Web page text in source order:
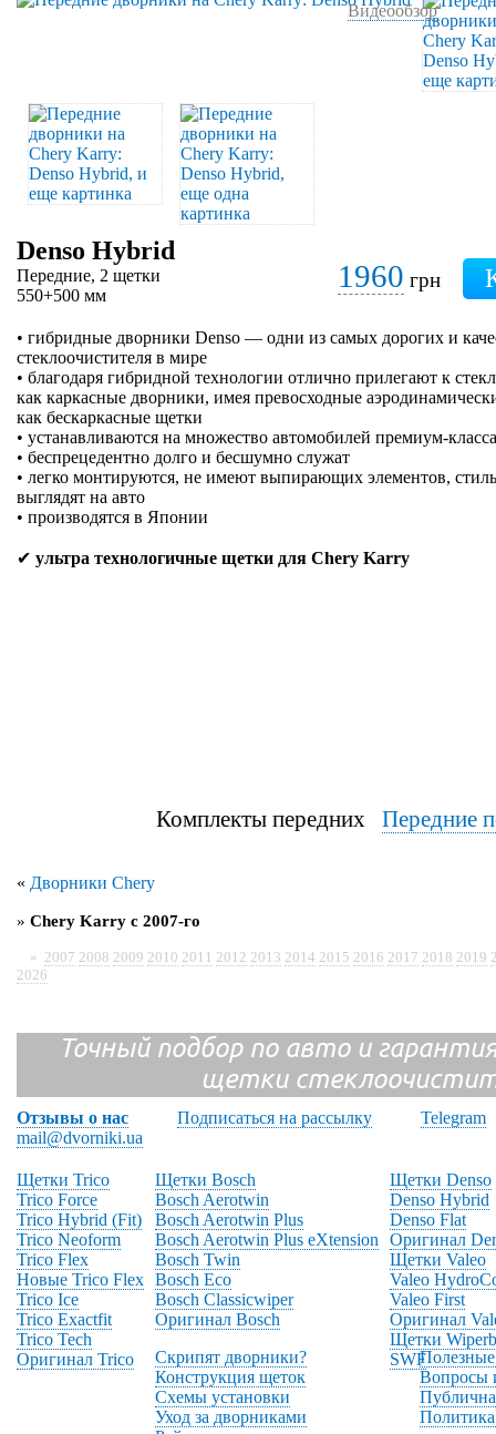
Видеообзор
Denso Hybrid
Передние, 2 щетки
550+500 мм
1960 грн
• гибридные дворники Denso — одни из самых дорогих и
стеклоочистителя в мире
• благодаря гибридной технологии отлично прилегают к
как каркасные дворники, имея превосходные
как бескаркасные щетки
• устанавливаются на множество автомобилей премиум-
• беспрецедентно долго и бесшумно служат
• легко монтируются, не имеют выпирающих элементов,
выглядят на авто
• производятся в Японии
✔ ультра технологичные щетки для Chery Karry
Комплекты передних Передние
« Дворники Chery
» Chery Karry с 2007-го
» 2007 2008 2009 2010 2011 2012 2013 2014 2015 2016 2017 2018 2019
2026
Точный подбор по авто и
щетки
Отзывы о нас Подписаться на рассылку
Telegram
mail@dvorniki.ua
Щетки Trico
Trico Force
Trico Hybrid (Fit)
Trico Neoform
Trico Flex
Новые Trico Flex
Trico Ice
Trico Exactfit
Trico Tech
Оригинал Trico
Щетки Bosch
Bosch Aerotwin
Bosch Aerotwin Plus
Bosch Aerotwin Plus eXtension
Bosch Twin
Bosch Eco
Bosch Classicwiper
Оригинал Bosch
Щетки Denso
Denso Hybrid
Denso Flat
Оригинал
Щетки Valeo
Valeo
Valeo First
Оригинал
Щетки
SWF
Скрипят дворники?
Конструкция щеток
Схемы установки
Уход за дворниками
Вопросы